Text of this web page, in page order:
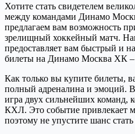
Хотите стать свидетелем
между командами Динамо
предлагаем вам возможность
зрелищный хоккейный матч.
предоставляет вам быстрый и
билеты на Динамо Москва ХК –
Как только вы купите билеты,
полный адреналина и эмоций.
игра двух сильнейших команд,
КХЛ. Это событие привлекает
поэтому не упустите шанс